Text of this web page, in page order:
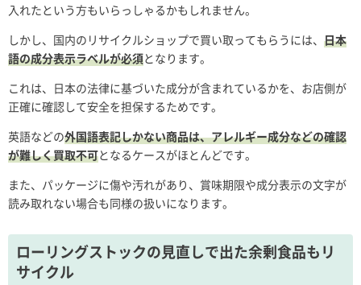
入れたという方もいらっしゃるかもしれません。
しかし、国内のリサイクルショップで買い取ってもらうには、 日本
語の成分表示ラベルが必須となります。
これは、日本の法律に基づいた成分が含まれているかを、お店側が
正確に確認して安全を担保するためです。
英語などの外国語表記しかない商品は、アレルギー成分などの確認
が難しく買取不可となるケースがほとんどです。
また、パッケージに傷や汚れがあり、賞味期限や成分表示の文字が
読み取れない場合も同様の扱いになります。
ローリングストックの見直しで出た余剰食品もリ
サイクル